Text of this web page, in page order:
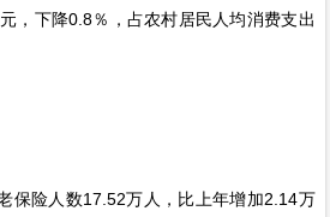
，下降0.8％，占农村居民人均消费支出
保险人数17.52万人，比上年增加2.14万